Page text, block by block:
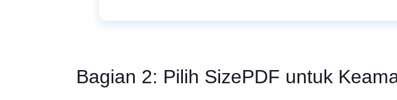
Bagian 2: Pilih SizePDF untuk